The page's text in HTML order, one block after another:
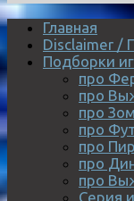
Главная
Disclaimer /
Подборки
про
про
про
про
про
про
про
Серия